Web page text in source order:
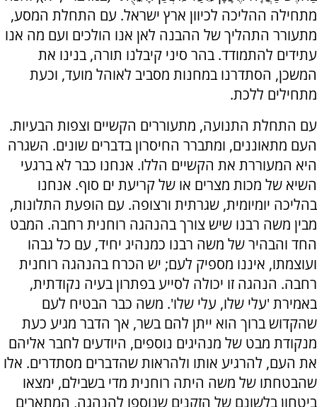
מתחילה ההליכה לכיוון ארץ ישראל. עם התחלת המסע,
מתעורר התהליך של ההבנה לאן אנו הולכים ועם מה אנו
עתידים להתמודד. בהר סיני קיבלנו תורה, בנינו את
המשכן, הסתדרנו במחנות מסביב לאוהל מועד, וכעת
מתחילים ללכת.
עם התחלת התנועה, מתעוררים הקשיים וצפות הבעיות.
העם מתאוננים, ומתברר החיסרון בדברים שונים. השגרה
היא המעוררת את הקשיים הללו. אנחנו כבר לא ברגעי
השיא של מכות מצרים או של קריעת ים סוף. אנחנו
בהליכה יומיומית, שגרתית ורצופה. עם הופעת התלונות,
מבין משה רבנו שיש צורך בהנהגה רוחנית רחבה. המבט
החד והבהיר של משה רבנו כמנהיג יחיד, עם כל גבהו
ועוצמתו, איננו מספיק לעם; יש הכרח בהנהגה רוחנית
רחבה. הנהגה זו יכולה לסייע בפתרון בעיה נקודתית,
באמירת 'עלי שלו, עלי שלו'. משה כבר הבטיח לעם
שהקדוש ברוך הוא ייתן להם בשר, אך הדבר מגיע כעת
מנקודת מבט של מנהיגים נוספים, היודעים לחבר אליהם
את העם, להרגיע אותו ולהראות שהדברים מסתדרים. אלו
שהבטחתו של משה היתה רוחנית מדי בשבילם, ימצאו
ביטחון בלשונם של הזקנים שנוספו להנהגה, המתארים